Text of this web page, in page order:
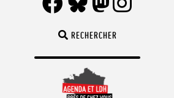
RECHERCHER